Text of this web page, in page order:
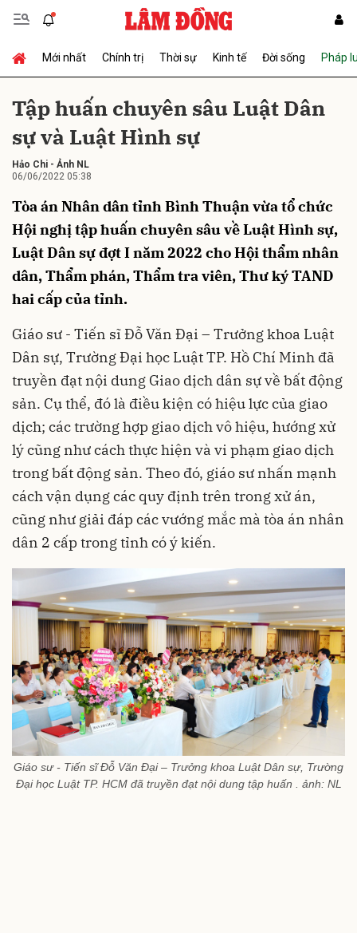
Mới nhất Chính trị Thời sự Kinh tế Đời sống Pháp
Tập huấn chuyên sâu Luật Dân
sự và Luật Hình sự
Hảo Chi - Ảnh NL
06/06/2022 05:38
Tòa án Nhân dân tỉnh Bình Thuận vừa tổ chức
Hội nghị tập huấn chuyên sâu về Luật Hình sự,
Luật Dân sự đợt I năm 2022 cho Hội thẩm nhân
dân, Thẩm phán, Thẩm tra viên, Thư ký TAND
hai cấp của tỉnh.
Giáo sư - Tiến sĩ Đỗ Văn Đại – Trưởng khoa Luật
Dân sự, Trường Đại học Luật TP. Hồ Chí Minh đã
truyền đạt nội dung Giao dịch dân sự về bất động
sản. Cụ thể, đó là điều kiện có hiệu lực của giao
dịch; các trường hợp giao dịch vô hiệu, hướng xử
lý cũng như cách thực hiện và vi phạm giao dịch
trong bất động sản. Theo đó, giáo sư nhấn mạnh
cách vận dụng các quy định trên trong xử án,
cũng như giải đáp các vướng mắc mà tòa án nhân
dân 2 cấp trong tỉnh có ý kiến.
Giáo sư - Tiến sĩ Đỗ Văn Đại – Trưởng khoa Luật Dân sự, Trường
Đại học Luật TP. HCM đã truyền đạt nội dung tập huấn . ảnh: NL
Gửi bình luận
Gửi